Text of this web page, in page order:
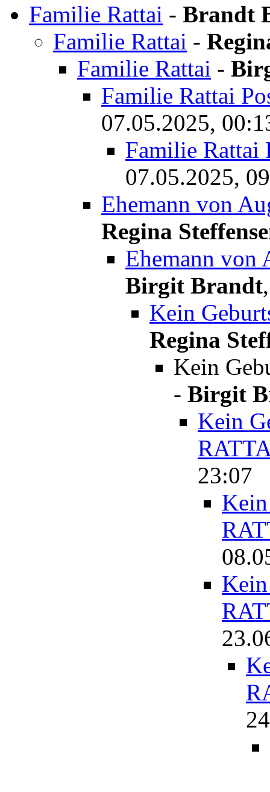
Familie Rattai - Brandt
Familie Rattai -
Familie Rattai -
Familie Rattai
07.05.2025,
Familie Rattai
07.05.2025,
Ehemann von
Regina
Ehemann von
Birgit Brandt
Kein
Regina
Kein
- Birgit
Kein
23:07